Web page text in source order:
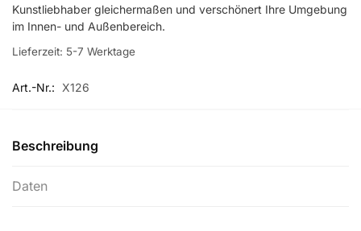
Kunstliebhaber gleichermaßen und verschönert Ihre Umgebung
im Innen- und Außenbereich.
Lieferzeit: 5-7 Werktage
Art.-Nr.: X126
Beschreibung
Daten